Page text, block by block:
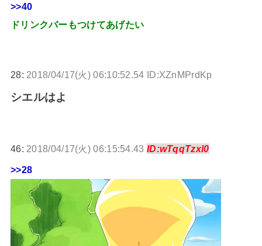
>>40
ドリンクバーもつけてあげたい
28: 2018/04/17(火) 06:10:52.54 ID:XZnMPrdKp
シエルはよ
46: 2018/04/17(火) 06:15:54.43 ID:wTqqTzxl0
>>28